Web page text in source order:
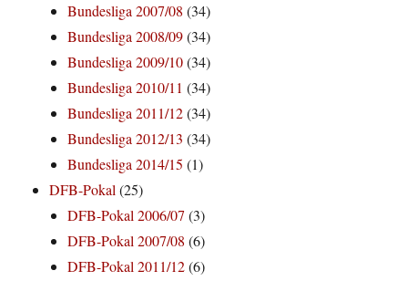
Bundesliga 2007/08 (34)
Bundesliga 2008/09(34)
Bundesliga 2009/10(34)
Bundesliga 2010/11 (34)
Bundesliga 2011/12(34)
Bundesliga 2012/13 (34)
Bundesliga 2014/15 (1)
DFB-Pokal(25)
DFB-Pokal 2006/07 (3)
DFB-Pokal 2007/08 (6)
DFB-Pokal 2011/12(6)